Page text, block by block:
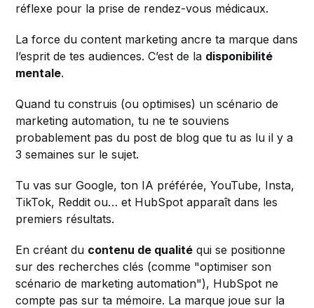
réflexe pour la prise de rendez-vous médicaux.
La force du content marketing ancre ta marque dans
l’esprit de tes audiences. C’est de la disponibilité
mentale.
Quand tu construis (ou optimises) un scénario de
marketing automation, tu ne te souviens
probablement pas du post de blog que tu as lu il y a
3 semaines sur le sujet.
Tu vas sur Google, ton IA préférée, YouTube, Insta,
TikTok, Reddit ou… et HubSpot apparaît dans les
premiers résultats.
En créant du contenu de qualité qui se positionne
sur des recherches clés (comme "optimiser son
scénario de marketing automation"), HubSpot ne
compte pas sur ta mémoire. La marque joue sur la